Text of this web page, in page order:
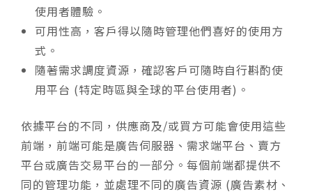
使用者體驗。
可用性高，客戶得以隨時管理他們喜好的使用方
式。
隨著需求調度資源，確認客戶可隨時自行斟酌使
用平台 (特定時區與全球的平台使用者)。
依據平台的不同，供應商及/或買方可能會使用這些
前端，前端可能是廣告伺服器、需求端平台、賣方
平台或廣告交易平台的一部分。每個前端都提供不
同的管理功能，並處理不同的廣告資源 (廣告素材、